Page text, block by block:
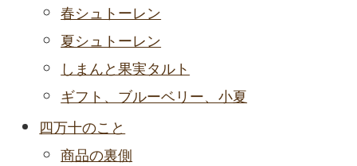
春シュトーレン
夏シュトーレン
しまんと果実タルト
ギフト、ブルーベリー、小夏
四万十のこと
商品の裏側